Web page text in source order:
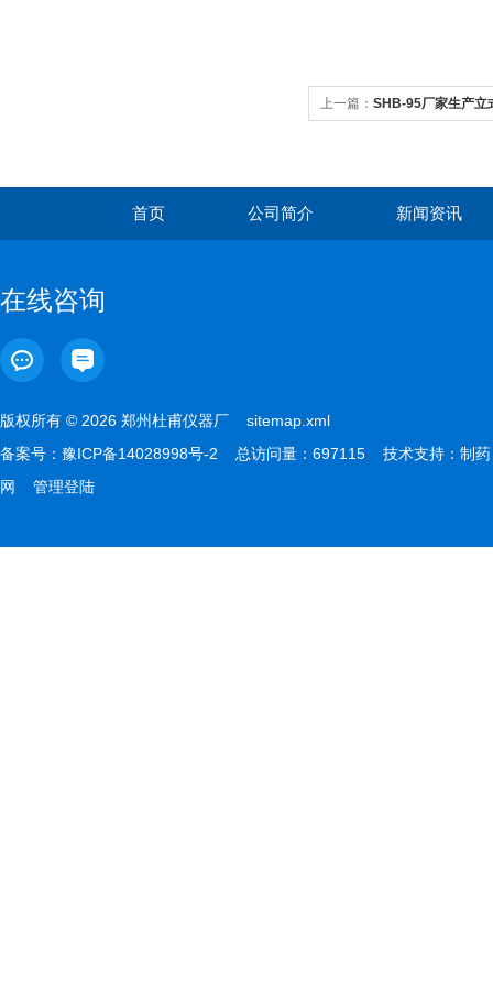
上一篇： SHB-95厂家生产立
首页 公司简介 新闻资讯
在线咨询
版权所有 © 2026 郑州杜甫仪器厂 sitemap.xml
备案号： 豫ICP备14028998号-2 总访问量：697115 技术支持： 制药
网
管理登陆